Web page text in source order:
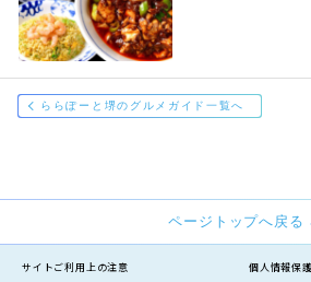
ららぽーと堺のグルメガイド一覧へ
ページトップへ戻る
サイトご利用上の注意
個人情報保